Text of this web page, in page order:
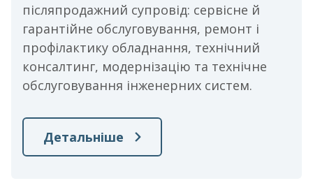
післяпродажний супровід: сервісне й
гарантійне обслуговування, ремонт і
профілактику обладнання, технічний
консалтинг, модернізацію та технічне
обслуговування інженерних систем.
Детальніше